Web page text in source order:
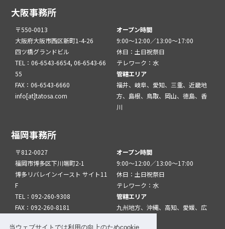
当ウェブサイトでは利用の向上のためcookie
大阪事務所
〒550-0013
大阪府大阪市西区新町1-4-26
四ツ橋グランドビル
TEL：06-6543-6654, 06-6543-66
55
FAX：06-6543-6660
info[at]tatosa.com
オープン時間
9:00～12:00／13:00～17:00
休日：土日祝祭日
テレワーク：水
管轄エリア
福井、岐阜、愛知、三重、近畿地
方、島根、鳥取、岡山、徳島、香
川
福岡事務所
〒812-0027
福岡市博多区下川端町2-1
博多リバレインイースト サイト11
F
TEL：092-260-9308
FAX：092-260-8181
オープン時間
9:00～12:00／13:00～17:00
休日：土日祝祭日
テレワーク：水
管轄エリア
九州地方、沖縄、高知、愛媛、広